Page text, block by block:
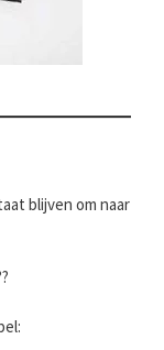
blijven om naar